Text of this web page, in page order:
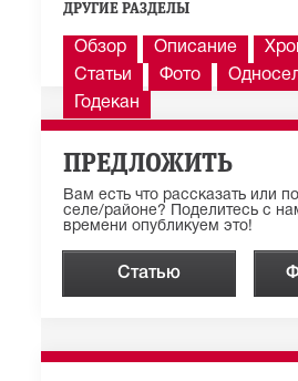
ДРУГИЕ РАЗДЕЛЫ
Обзор Описание
Статьи
Фото
Годекан
ПРЕДЛОЖИТЬ
Вам есть что рассказать или
селе/районе? Поделитесь с
времени опубликуем это!
Статью